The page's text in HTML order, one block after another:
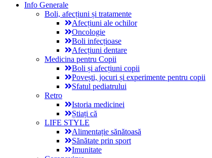
Info Generale
Boli, afecțiuni și tratamente
Afecțiuni ale ochilor
Oncologie
Boli infecțioase
Afecțiuni dentare
Medicina pentru Copii
Boli și afecțiuni copii
Povești, jocuri și experimente pentru copii
Sfatul pediatrului
Retro
Istoria medicinei
Știați că
LIFE STYLE
Alimentație sănătoasă
Sănătate prin sport
Imunitate